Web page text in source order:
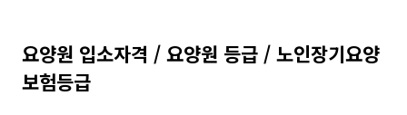
요양원 입소자격 / 요양원 등급 / 노인장기요양
보험등급